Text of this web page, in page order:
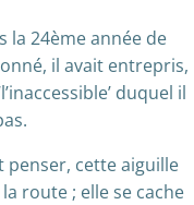
la 24ème année de
il avait entrepris,
duquel il
penser, cette aiguille
route ; elle se cache